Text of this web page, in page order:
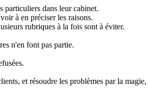
particuliers dans leur cabinet.
à en préciser les raisons.
rubriques à la fois sont à éviter.
n'en font pas partie.
et résoudre les problèmes par la